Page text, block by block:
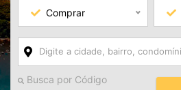
Comprar
Busca por Código